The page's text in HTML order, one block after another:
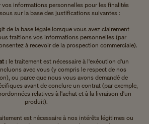
informations personnelles pour les finalités
sur la base des justifications suivantes :
de la base légale lorsque vous avez clairement
traitions vos informations personnelles (par
à recevoir de la prospection commerciale).
: le traitement est nécessaire à l'exécution d'un
avec vous (y compris le respect de nos
ou parce que nous vous avons demandé de
avant de conclure un contrat (par exemple,
relatives à l'achat et à la livraison d'un
produit).
est nécessaire à nos intérêts légitimes ou